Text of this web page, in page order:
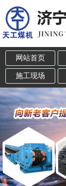
网站首页
施工现场